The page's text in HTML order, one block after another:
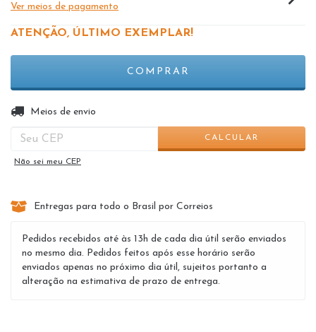
Ver meios de pagamento
ATENÇÃO, ÚLTIMO EXEMPLAR!
Entregas para o CEP:
Meios de envio
CALCULAR
Não sei meu CEP
Entregas para todo o Brasil por Correios
Pedidos recebidos até às 13h de cada dia útil serão enviados
no mesmo dia. Pedidos feitos após esse horário serão
enviados apenas no próximo dia útil, sujeitos portanto a
alteração na estimativa de prazo de entrega.